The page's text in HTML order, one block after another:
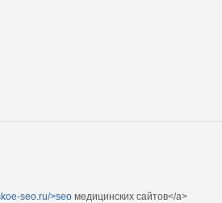
seo.ru/>seo медицинских сайтов</a>